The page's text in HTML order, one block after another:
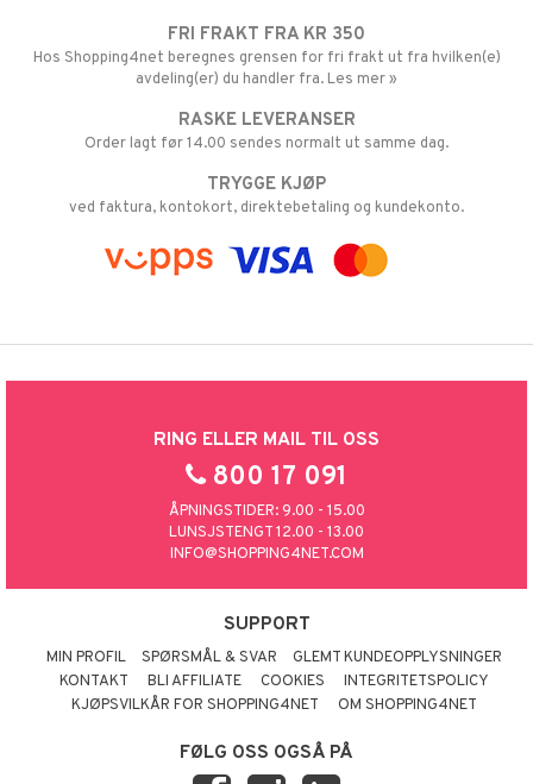
FRI FRAKT FRA KR 350
Hos Shopping4net beregnes grensen for fri frakt ut fra hvilken(e)
avdeling(er) du handler fra. Les mer »
RASKE LEVERANSER
Order lagt før 14.00 sendes normalt ut samme dag.
TRYGGE KJØP
ved faktura, kontokort, direktebetaling og kundekonto.
RING ELLER MAIL TIL OSS
800 17 091
ÅPNINGSTIDER: 9.00 - 15.00
LUNSJSTENGT 12.00 - 13.00
INFO@SHOPPING4NET.COM
SUPPORT
MIN PROFIL SPØRSMÅL & SVAR
GLEMT KUNDEOPPLYSNINGER
KONTAKT
BLI AFFILIATE COOKIES
INTEGRITETSPOLICY
KJØPSVILKÅR FOR SHOPPING4NET
OM SHOPPING4NET
FØLG OSS OGSÅ PÅ